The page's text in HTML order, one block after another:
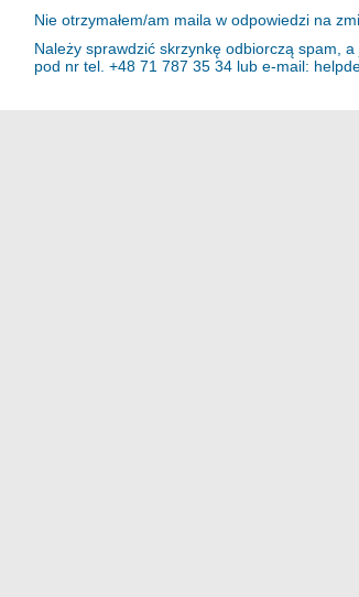
Nie otrzymałem/am maila w odpowiedzi na
Należy sprawdzić skrzynkę odbiorczą spam,
pod nr tel. +48 71 787 35 34 lub e-mail: